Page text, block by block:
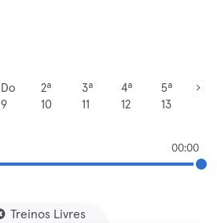
Do
9
2ª
10
3ª
11
4ª
12
5ª
13
00:00
Treinos Livres